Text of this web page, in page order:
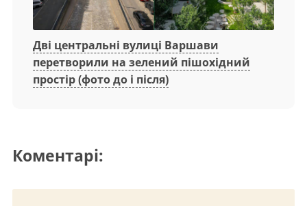
Дві центральні вулиці Варшави
перетворили на зелений пішохідний
простір (фото до і після)
Коментарі: